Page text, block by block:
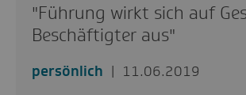
"Führung wirkt sich auf
Beschäftigter aus"
persönlich
11.06.2019